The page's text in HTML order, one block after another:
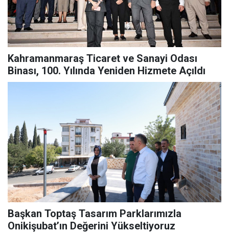
Kahramanmaraş Ticaret ve Sanayi Odası
Binası, 100. Yılında Yeniden Hizmete Açıldı
Başkan Toptaş Tasarım Parklarımızla
Onikişubat’ın Değerini Yükseltiyoruz